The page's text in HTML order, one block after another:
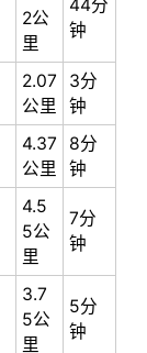
2公
里
44分
钟
2.07
公里
3分
钟
4.37
公里
8分
钟
4.5
5公
里
7分
钟
3.7
5公
里
5分
钟